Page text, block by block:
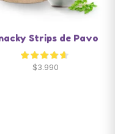
Strips de Pavo
$3.990